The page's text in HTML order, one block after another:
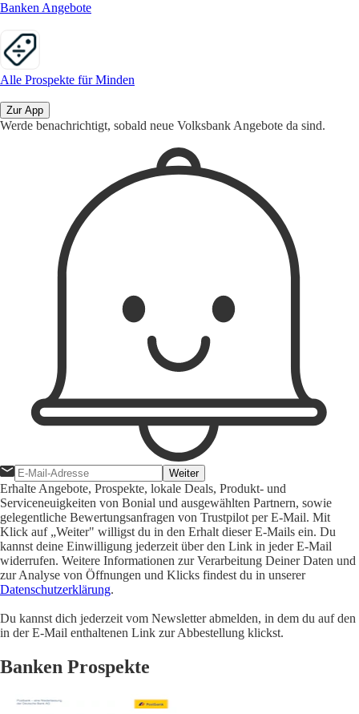
Banken Angebote
Alle Prospekte für Minden
Zur App
Werde benachrichtigt, sobald neue Volksbank Angebote da sind.
Weiter
Erhalte Angebote, Prospekte, lokale Deals, Produkt- und
Serviceneuigkeiten von Bonial und ausgewählten Partnern, sowie
gelegentliche Bewertungsanfragen von Trustpilot per E-Mail. Mit
Klick auf „Weiter" willigst du in den Erhalt dieser E-Mails ein. Du
kannst deine Einwilligung jederzeit über den Link in jeder E-Mail
widerrufen. Weitere Informationen zur Verarbeitung Deiner Daten und
zur Analyse von Öffnungen und Klicks findest du in unserer
Datenschutzerklärung.
Du kannst dich jederzeit vom Newsletter abmelden, in dem du auf den
in der E-Mail enthaltenen Link zur Abbestellung klickst.
Banken Prospekte